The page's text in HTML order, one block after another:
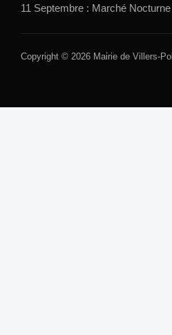
11 Septembre : Marché Nocturne
Copyright © 2026 Mairie de Villers-Pol